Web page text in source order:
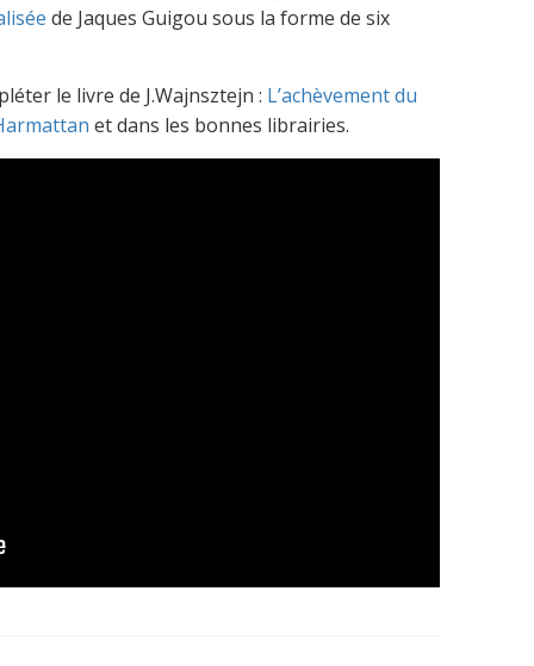
de Jaques Guigou sous la forme de six
le livre de J.Wajnsztejn : L’achèvement du
et dans les bonnes librairies.